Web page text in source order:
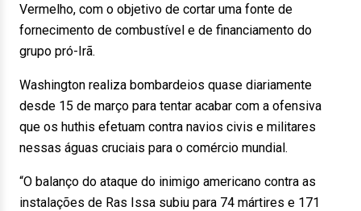
Vermelho, com o objetivo de cortar uma fonte de
fornecimento de combustível e de financiamento do
grupo pró-Irã.
Washington realiza bombardeios quase diariamente
desde 15 de março para tentar acabar com a ofensiva
que os huthis efetuam contra navios civis e militares
nessas águas cruciais para o comércio mundial.
“O balanço do ataque do inimigo americano contra as
instalações de Ras Issa subiu para 74 mártires e 171